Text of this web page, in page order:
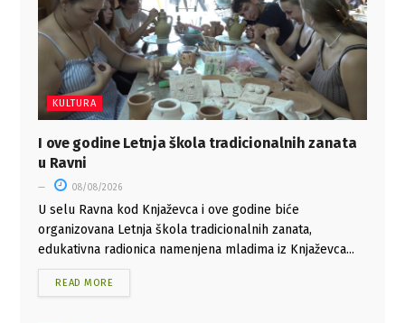
KULTURA
I ove godine Letnja škola tradicionalnih zanata
u Ravni
08/08/2026
U selu Ravna kod Knjaževca i ove godine biće
organizovana Letnja škola tradicionalnih zanata,
edukativna radionica namenjena mladima iz Knjaževca...
READ MORE